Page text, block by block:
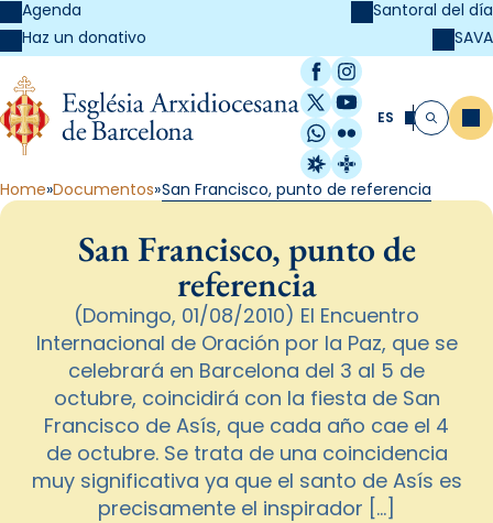
Agenda
Haz un donativo
Santoral del día
SAVA
Facebook
Instagram
X / Twitter
YouTube
WhatsApp
Flickr
Radio Estel
Catalunya
ES Buscar
Home Documentos San Francisco, punto de referencia
San Francisco, punto de
referencia
(Domingo, 01/08/2010) El Encuentro
Internacional de Oración por la Paz, que se
celebrará en Barcelona del 3 al 5 de
octubre, coincidirá con la fiesta de San
Francisco de Asís, que cada año cae el 4
de octubre. Se trata de una coincidencia
muy significativa ya que el santo de Asís es
precisamente el inspirador […]